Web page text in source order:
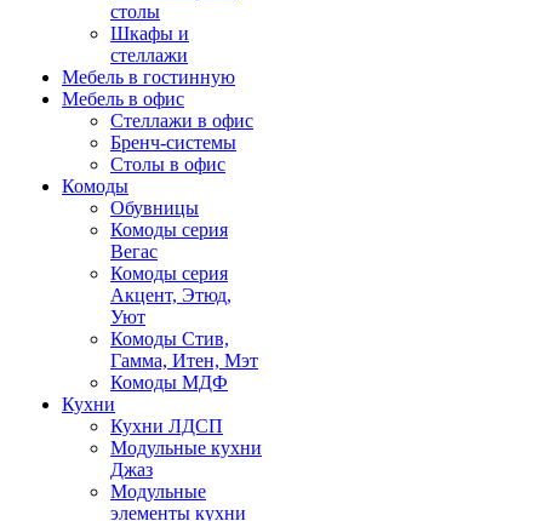
столы
Шкафы и
стеллажи
Мебель в гостинную
Мебель в офис
Стеллажи в офис
Бренч-системы
Столы в офис
Комоды
Обувницы
Комоды серия
Вегас
Комоды серия
Акцент, Этюд,
Уют
Комоды Стив,
Гамма, Итен, Мэт
Комоды МДФ
Кухни
Кухни ЛДСП
Модульные кухни
Джаз
Модульные
элементы кухни